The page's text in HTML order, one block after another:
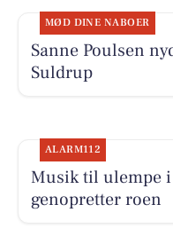
MØD DINE NABOER
Sanne Poulsen
Suldrup
ALARM112
Musik til ulempe
genopretter roen